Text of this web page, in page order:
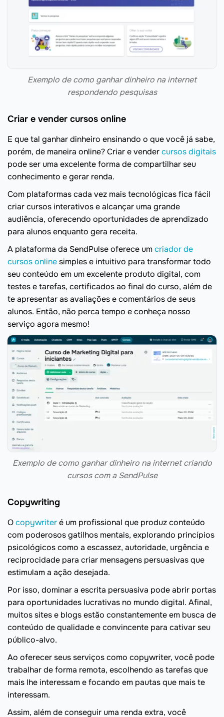
Exemplo de como ganhar dinheiro na internet
respondendo pesquisas
Criar e vender cursos online
E que tal ganhar dinheiro ensinando o que você já sabe,
porém, de maneira online? Criar e vendercursos digitais
pode ser uma excelente forma de compartilhar seu
conhecimento e gerar renda.
Com plataformas cada vez mais tecnológicas fica fácil
criar cursos interativos e alcançar uma grande
audiência, oferecendo oportunidades de aprendizado
para alunos enquanto gera receita.
A plataforma da SendPulse oferece umcriador de
cursos onlinesimples e intuitivo para transformar todo
seu conteúdo em um excelente produto digital, com
testes e tarefas, certificados ao final do curso, além de
te apresentar as avaliações e comentários de seus
alunos. Então, não perca tempo e conheça nosso
serviço agora mesmo!
Exemplo de como ganhar dinheiro na internet criando
cursos com a SendPulse
Copywriting
Ocopywriteré um profissional que produz conteúdo
com poderosos gatilhos mentais, explorando princípios
psicológicos como a escassez, autoridade, urgência e
reciprocidade para criar mensagens persuasivas que
estimulam a ação desejada.
Por isso, dominar a escrita persuasiva pode abrir portas
para oportunidades lucrativas no mundo digital. Afinal,
muitos sites e blogs estão constantemente em busca de
conteúdo de qualidade e convincente para cativar seu
público-alvo.
Ao oferecer seus serviços como copywriter, você pode
trabalhar de forma remota, escolhendo as tarefas que
mais lhe interessam e focando em pautas que mais te
interessam.
Assim, além de conseguir uma renda extra, você